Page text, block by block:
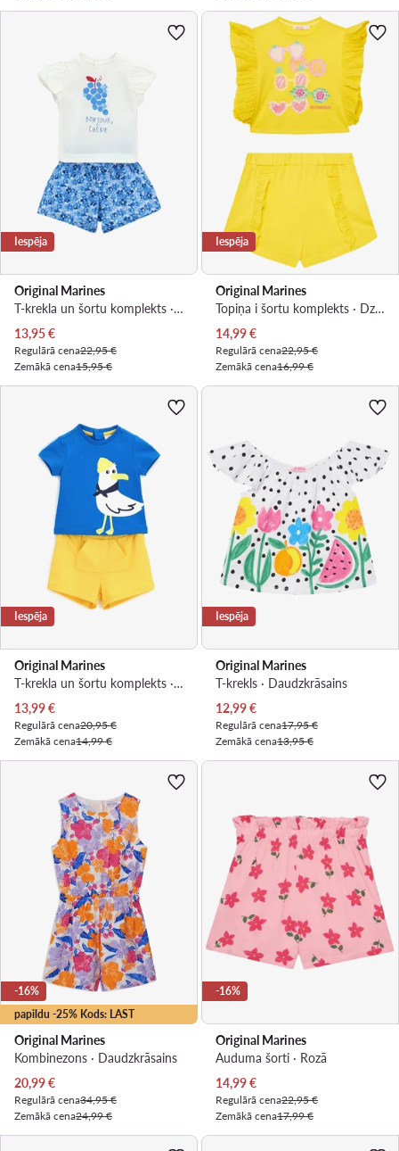
Iespēja
Original Marines
T-krekla un šortu komplekts · Balts
Pašreizējā cena
13,95€
Regulārā cena22,95 €
Zemākā cena15,95 €
Iespēja
Original Marines
Topiņa i šortu komplekts · Dzeltens
Pašreizējā cena
14,99€
Regulārā cena22,95 €
Zemākā cena16,99 €
Iespēja
Original Marines
T-krekla un šortu komplekts · Daudzkrāsains
Pašreizējā cena
13,99€
Regulārā cena20,95 €
Zemākā cena14,99 €
Iespēja
Original Marines
T-krekls · Daudzkrāsains
Pašreizējā cena
12,99€
Regulārā cena17,95 €
Zemākā cena13,95 €
papildu -25% Kods: LAST
-16%
Original Marines
Kombinezons · Daudzkrāsains
Pašreizējā cena
20,99€
Regulārā cena34,95 €
Zemākā cena24,99 €
-16%
Original Marines
Auduma šorti · Rozā
Pašreizējā cena
14,99€
Regulārā cena22,95 €
Zemākā cena17,99 €